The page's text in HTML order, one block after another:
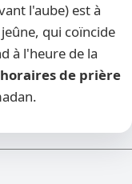
l'aube) est à
qui coïncide
à l'heure de la
horaires de prière